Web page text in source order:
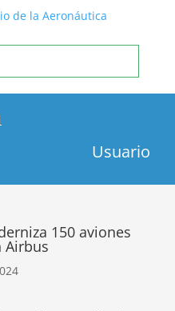
Usuario
150 aviones
Airbus